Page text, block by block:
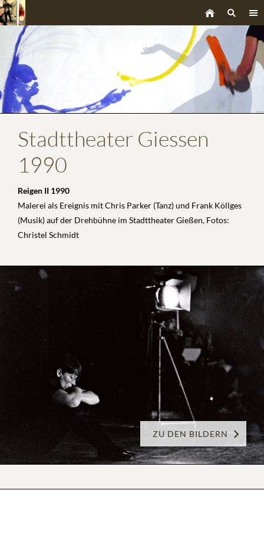
Stadttheater Giessen
1990
Reigen II 1990
Malerei als Ereignis mit Chris Parker (Tanz) und Frank Köllges
(Musik) auf der Drehbühne im Stadttheater Gießen, Fotos:
Christel Schmidt
ZU DEN BILDERN